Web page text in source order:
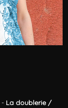
- La doublerie /